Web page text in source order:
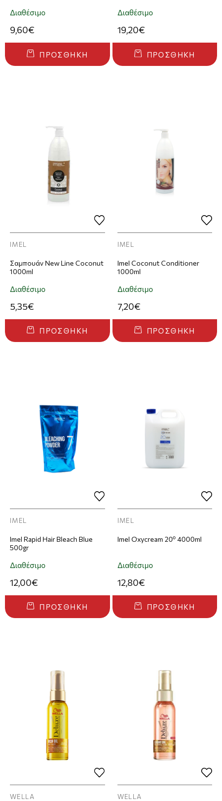
Διαθέσιμο
9,60€
ΠΡΟΣΘΉΚΗ
Διαθέσιμο
19,20€
ΠΡΟΣΘΉΚΗ
IMEL
Σαμπουάν New Line Coconut
1000ml
Διαθέσιμο
5,35€
ΠΡΟΣΘΉΚΗ
IMEL
Imel Coconut Conditioner
1000ml
Διαθέσιμο
7,20€
ΠΡΟΣΘΉΚΗ
IMEL
Imel Rapid Hair Bleach Blue
500gr
Διαθέσιμο
12,00€
ΠΡΟΣΘΉΚΗ
IMEL
Imel Oxycream 20º 4000ml
Διαθέσιμο
12,80€
ΠΡΟΣΘΉΚΗ
WELLA WELLA